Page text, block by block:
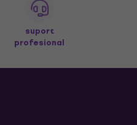
suport
profesional